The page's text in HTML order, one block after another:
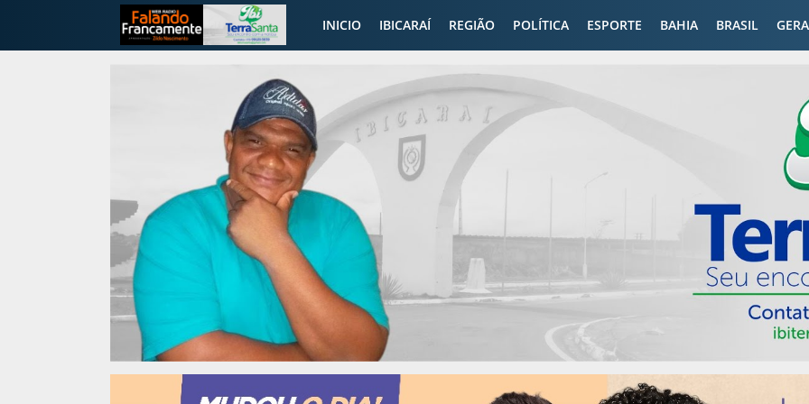
INICIO IBICARAÍ REGIÃO POLÍTICA ESPORTE BAHIA BRASIL